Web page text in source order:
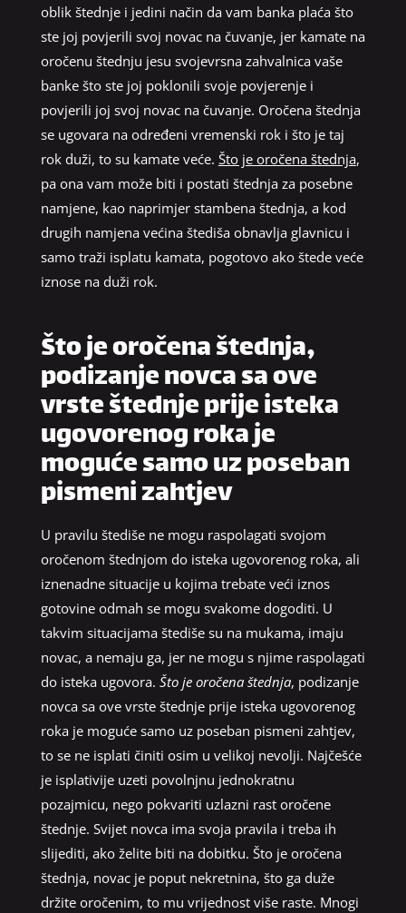
oblik štednje i jedini način da vam banka plaća što
ste joj povjerili svoj novac na čuvanje, jer kamate na
oročenu štednju jesu svojevrsna zahvalnica vaše
banke što ste joj poklonili svoje povjerenje i
povjerili joj svoj novac na čuvanje. Oročena štednja
se ugovara na određeni vremenski rok i što je taj
rok duži, to su kamate veće. Što je oročena štednja,
pa ona vam može biti i postati štednja za posebne
namjene, kao naprimjer stambena štednja, a kod
drugih namjena većina štediša obnavlja glavnicu i
samo traži isplatu kamata, pogotovo ako štede veće
iznose na duži rok.
Što je oročena štednja,
podizanje novca sa ove
vrste štednje prije isteka
ugovorenog roka je
moguće samo uz poseban
pismeni zahtjev
U pravilu štediše ne mogu raspolagati svojom
oročenom štednjom do isteka ugovorenog roka, ali
iznenadne situacije u kojima trebate veći iznos
gotovine odmah se mogu svakome dogoditi. U
takvim situacijama štediše su na mukama, imaju
novac, a nemaju ga, jer ne mogu s njime raspolagati
do isteka ugovora. Što je oročena štednja, podizanje
novca sa ove vrste štednje prije isteka ugovorenog
roka je moguće samo uz poseban pismeni zahtjev,
to se ne isplati činiti osim u velikoj nevolji. Najčešće
je isplativije uzeti povolnjnu jednokratnu
pozajmicu, nego pokvariti uzlazni rast oročene
štednje. Svijet novca ima svoja pravila i treba ih
slijediti, ako želite biti na dobitku. Što je oročena
štednja, novac je poput nekretnina, što ga duže
držite oročenim, to mu vrijednost više raste. Mnogi